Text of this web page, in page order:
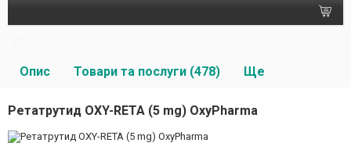
Опис Товари та послуги (478) Ще
Ретатрутид OXY-RETA (5 mg) OxyPharma